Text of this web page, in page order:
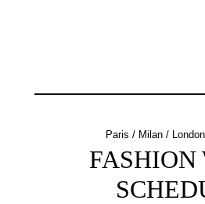
Paris / Milan /
FASHION